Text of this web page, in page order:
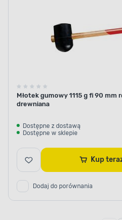
Instalacja palisady jest
specjalistycznych narzędzi ani
wbić szpikulce bezpośrednio w
łuków, okręgów czy innych
dostosowanych do
Młotek gumowy 1115 g fi 90 mm
drewniana
Dostępne z dostawą
Dostępne w sklepie
Kup
Dodaj do porównania